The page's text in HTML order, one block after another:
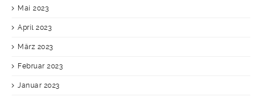
Mai 2023
April 2023
März 2023
Februar 2023
Januar 2023